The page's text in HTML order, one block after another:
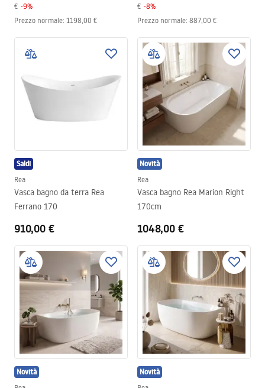
€ -9%
Prezzo normale: 1198,00 €
€ -8%
Prezzo normale: 887,00 €
Saldi
Rea
Vasca bagno da terra Rea
Ferrano 170
910,00 €
Novità
Rea
Vasca bagno Rea Marion Right
170cm
1048,00 €
Novità Novità